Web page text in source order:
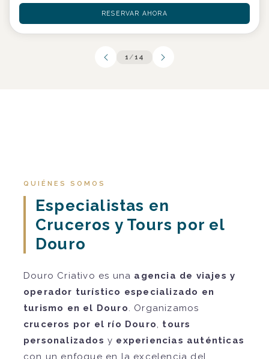
RESERVAR AHORA
1/14
QUIÉNES SOMOS
Especialistas en
Cruceros y Tours por el
Douro
Douro Criativo es una agencia de viajes y
operador turístico especializado en
turismo en el Douro. Organizamos
cruceros por el río Douro, tours
personalizados y experiencias auténticas
con un enfoque en la excelencia del